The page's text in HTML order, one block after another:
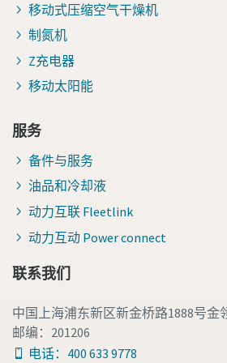
移动式压缩空气干燥机
制氮机
Z充电器
移动太阳能
服务
备件与服务
油品和冷却液
动力互联 Fleetlink
动力互动 Power connect
联系我们
中国上海浦东新区新金桥路1888号金
邮编：201206
电话：400 633 9778